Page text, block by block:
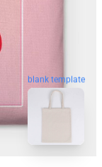
blank template